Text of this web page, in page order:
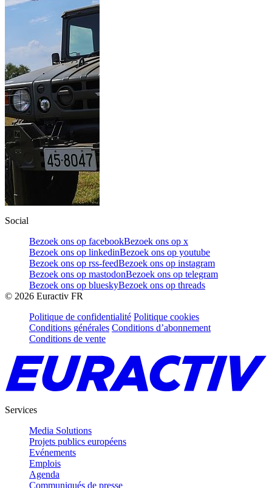
Social
Bezoek ons op facebookBezoek ons op x
Bezoek ons op linkedinBezoek ons op youtube
Bezoek ons op rss-feedBezoek ons op instagram
Bezoek ons op mastodonBezoek ons op telegram
Bezoek ons op blueskyBezoek ons op threads
© 2026 Euractiv FR
Politique de confidentialité Politique cookies
Conditions générales Conditions d’abonnement
Conditions de vente
Services
Media Solutions
Projets publics européens
Evénements
Emplois
Agenda
Communiqués de presse